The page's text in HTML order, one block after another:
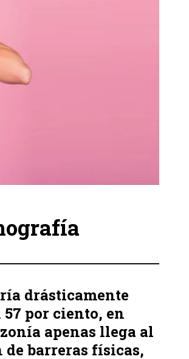
drásticamente
por ciento, en
apenas llega al
barreras físicas,